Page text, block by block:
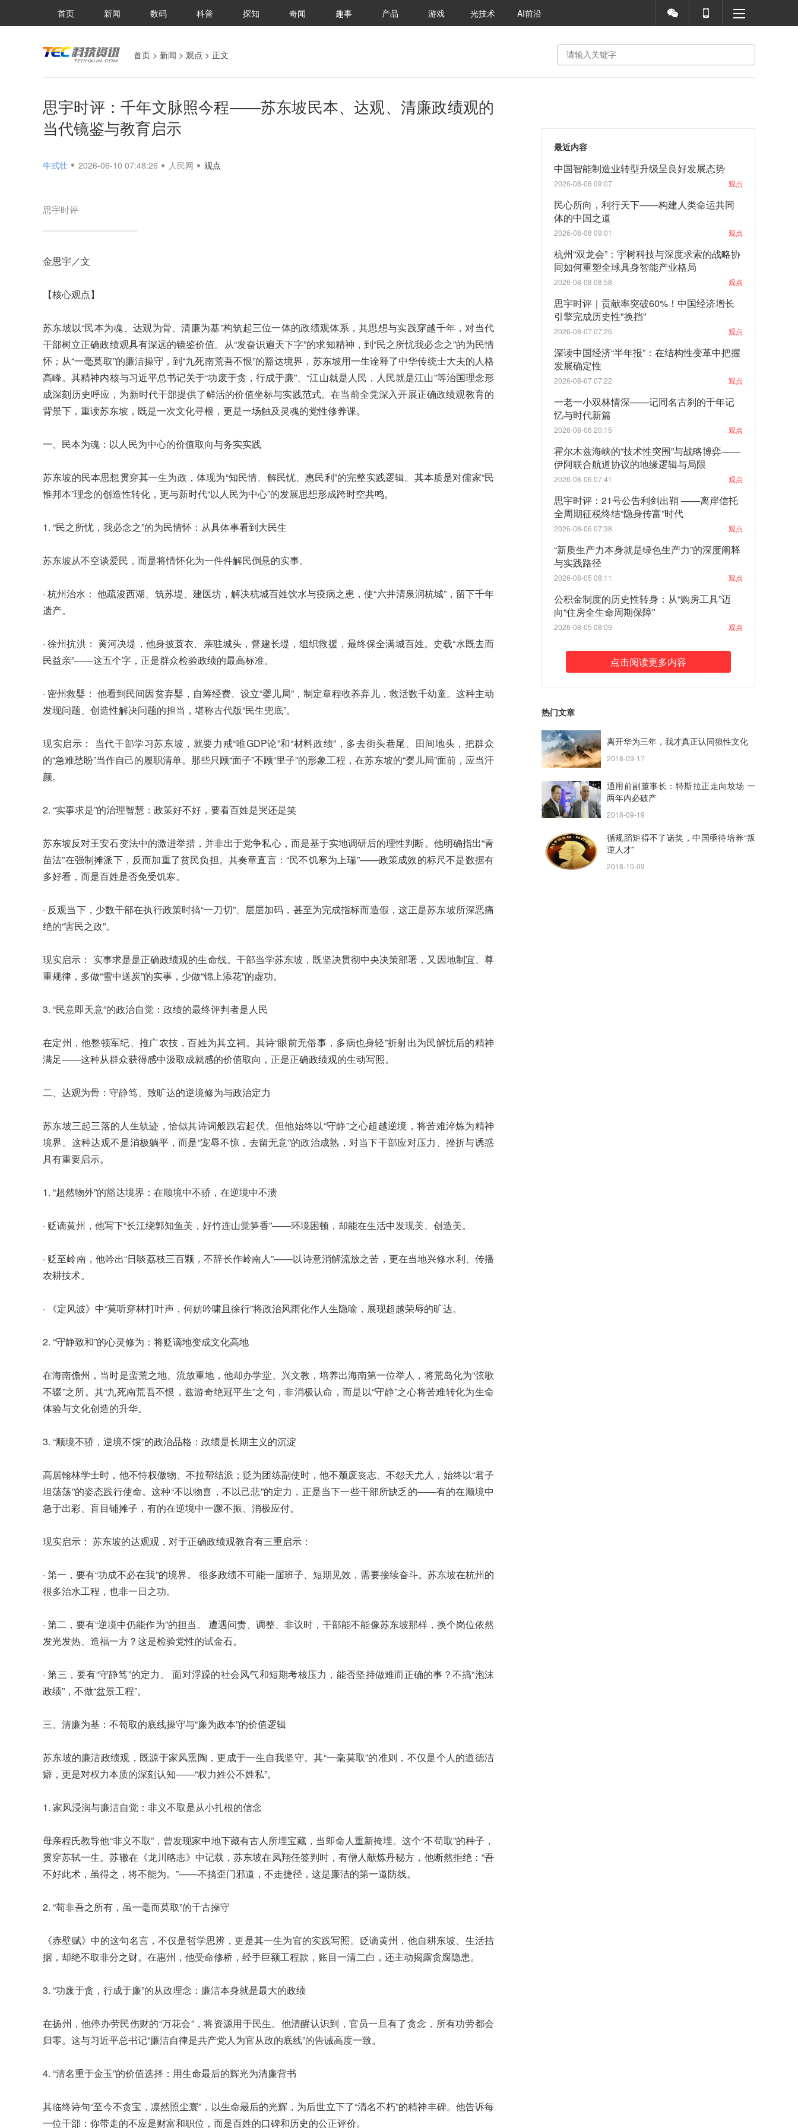
首页 新闻 数码 科普 探知 奇闻 趣事 产品 游戏 光技术 AI前沿
首页 > 新闻 > 观点 > 正文
思宇时评：千年文脉照今程——苏东坡民本、达观、清廉政绩观的
当代镜鉴与教育启示
牛弎壮 2026-06-10 07:48:26 人民网 观点
思宇时评
金思宇／文
【核心观点】
苏东坡以“民本为魂、达观为骨、清廉为基”构筑起三位一体的政绩观体系，其思想与实践穿越千年，对当代
干部树立正确政绩观具有深远的镜鉴价值。从“发奋识遍天下字”的求知精神，到“民之所忧我必念之”的为民情
怀；从“一毫莫取”的廉洁操守，到“九死南荒吾不恨”的豁达境界，苏东坡用一生诠释了中华传统士大夫的人格
高峰。其精神内核与习近平总书记关于“功废于贪，行成于廉”、“江山就是人民，人民就是江山”等治国理念形
成深刻历史呼应，为新时代干部提供了鲜活的价值坐标与实践范式。在当前全党深入开展正确政绩观教育的
背景下，重读苏东坡，既是一次文化寻根，更是一场触及灵魂的党性修养课。
一、民本为魂：以人民为中心的价值取向与务实实践
苏东坡的民本思想贯穿其一生为政，体现为“知民情、解民忧、惠民利”的完整实践逻辑。其本质是对儒家“民
惟邦本”理念的创造性转化，更与新时代“以人民为中心”的发展思想形成跨时空共鸣。
1. “民之所忧，我必念之”的为民情怀：从具体事看到大民生
苏东坡从不空谈爱民，而是将情怀化为一件件解民倒悬的实事。
· 杭州治水： 他疏浚西湖、筑苏堤、建医坊，解决杭城百姓饮水与疫病之患，使“六井清泉润杭城”，留下千年
遗产。
· 徐州抗洪： 黄河决堤，他身披蓑衣、亲驻城头，督建长堤，组织救援，最终保全满城百姓。史载“水既去而
民益亲”——这五个字，正是群众检验政绩的最高标准。
· 密州救婴： 他看到民间因贫弃婴，自筹经费、设立“婴儿局”，制定章程收养弃儿，救活数千幼童。这种主动
发现问题、创造性解决问题的担当，堪称古代版“民生兜底”。
现实启示： 当代干部学习苏东坡，就要力戒“唯GDP论”和“材料政绩”，多去街头巷尾、田间地头，把群众
的“急难愁盼”当作自己的履职清单。那些只顾“面子”不顾“里子”的形象工程，在苏东坡的“婴儿局”面前，应当汗
颜。
2. “实事求是”的治理智慧：政策好不好，要看百姓是哭还是笑
苏东坡反对王安石变法中的激进举措，并非出于党争私心，而是基于实地调研后的理性判断。他明确指出“青
苗法”在强制摊派下，反而加重了贫民负担。其奏章直言：“民不饥寒为上瑞”——政策成效的标尺不是数据有
多好看，而是百姓是否免受饥寒。
· 反观当下，少数干部在执行政策时搞“一刀切”、层层加码，甚至为完成指标而造假，这正是苏东坡所深恶痛
绝的“害民之政”。
现实启示： 实事求是是正确政绩观的生命线。干部当学苏东坡，既坚决贯彻中央决策部署，又因地制宜、尊
重规律，多做“雪中送炭”的实事，少做“锦上添花”的虚功。
3. “民意即天意”的政治自觉：政绩的最终评判者是人民
在定州，他整顿军纪、推广农技，百姓为其立祠。其诗“眼前无俗事，多病也身轻”折射出为民解忧后的精神
满足——这种从群众获得感中汲取成就感的价值取向，正是正确政绩观的生动写照。
二、达观为骨：守静笃、致旷达的逆境修为与政治定力
苏东坡三起三落的人生轨迹，恰似其诗词般跌宕起伏。但他始终以“守静”之心超越逆境，将苦难淬炼为精神
境界。这种达观不是消极躺平，而是“宠辱不惊，去留无意”的政治成熟，对当下干部应对压力、挫折与诱惑
具有重要启示。
1. “超然物外”的豁达境界：在顺境中不骄，在逆境中不溃
· 贬谪黄州，他写下“长江绕郭知鱼美，好竹连山觉笋香”——环境困顿，却能在生活中发现美、创造美。
· 贬至岭南，他吟出“日啖荔枝三百颗，不辞长作岭南人”——以诗意消解流放之苦，更在当地兴修水利、传播
农耕技术。
· 《定风波》中“莫听穿林打叶声，何妨吟啸且徐行”将政治风雨化作人生隐喻，展现超越荣辱的旷达。
2. “守静致和”的心灵修为：将贬谪地变成文化高地
在海南儋州，当时是蛮荒之地、流放重地，他却办学堂、兴文教，培养出海南第一位举人，将荒岛化为“弦歌
不辍”之所。其“九死南荒吾不恨，兹游奇绝冠平生”之句，非消极认命，而是以“守静”之心将苦难转化为生命
体验与文化创造的升华。
3. “顺境不骄，逆境不馁”的政治品格：政绩是长期主义的沉淀
高居翰林学士时，他不恃权傲物、不拉帮结派；贬为团练副使时，他不颓废丧志、不怨天尤人，始终以“君子
坦荡荡”的姿态践行使命。这种“不以物喜，不以己悲”的定力，正是当下一些干部所缺乏的——有的在顺境中
急于出彩、盲目铺摊子，有的在逆境中一蹶不振、消极应付。
现实启示： 苏东坡的达观观，对于正确政绩观教育有三重启示：
· 第一，要有“功成不必在我”的境界。 很多政绩不可能一届班子、短期见效，需要接续奋斗。苏东坡在杭州的
很多治水工程，也非一日之功。
· 第二，要有“逆境中仍能作为”的担当。 遭遇问责、调整、非议时，干部能不能像苏东坡那样，换个岗位依然
发光发热、造福一方？这是检验党性的试金石。
· 第三，要有“守静笃”的定力。 面对浮躁的社会风气和短期考核压力，能否坚持做难而正确的事？不搞“泡沫
政绩”，不做“盆景工程”。
三、清廉为基：不苟取的底线操守与“廉为政本”的价值逻辑
苏东坡的廉洁政绩观，既源于家风熏陶，更成于一生自我坚守。其“一毫莫取”的准则，不仅是个人的道德洁
癖，更是对权力本质的深刻认知——“权力姓公不姓私”。
1. 家风浸润与廉洁自觉：非义不取是从小扎根的信念
母亲程氏教导他“非义不取”，曾发现家中地下藏有古人所埋宝藏，当即命人重新掩埋。这个“不苟取”的种子，
贯穿苏轼一生。苏辙在《龙川略志》中记载，苏东坡在凤翔任签判时，有僧人献炼丹秘方，他断然拒绝：“吾
不好此术，虽得之，将不能为。”——不搞歪门邪道，不走捷径，这是廉洁的第一道防线。
2. “苟非吾之所有，虽一毫而莫取”的千古操守
《赤壁赋》中的这句名言，不仅是哲学思辨，更是其一生为官的实践写照。贬谪黄州，他自耕东坡、生活拮
据，却绝不取非分之财。在惠州，他受命修桥，经手巨额工程款，账目一清二白，还主动揭露贪腐隐患。
3. “功废于贪，行成于廉”的从政理念：廉洁本身就是最大的政绩
在扬州，他停办劳民伤财的“万花会”，将资源用于民生。他清醒认识到，官员一旦有了贪念，所有功劳都会
归零。这与习近平总书记“廉洁自律是共产党人为官从政的底线”的告诫高度一致。
4. “清名重于金玉”的价值选择：用生命最后的辉光为清廉背书
其临终诗句“至今不贪宝，凛然照尘寰”，以生命最后的光辉，为后世立下了“清名不朽”的精神丰碑。他告诉每
一位干部：你带走的不应是财富和职位，而是百姓的口碑和历史的公正评价。
最近内容
中国智能制造业转型升级呈良好发展态势
2026-08-08 09:07 观点
民心所向，利行天下——构建人类命运共同
体的中国之道
2026-08-08 09:01 观点
杭州“双龙会”：宇树科技与深度求索的战略协
同如何重塑全球具身智能产业格局
2026-08-08 08:58 观点
思宇时评｜贡献率突破60%！中国经济增长
引擎完成历史性"换挡"
2026-08-07 07:26 观点
深读中国经济“半年报”：在结构性变革中把握
发展确定性
2026-08-07 07:22 观点
一老一小双林情深——记同名古刹的千年记
忆与时代新篇
2026-08-06 20:15 观点
霍尔木兹海峡的“技术性突围”与战略博弈——
伊阿联合航道协议的地缘逻辑与局限
2026-08-06 07:41 观点
思宇时评：21号公告利剑出鞘 ——离岸信托
全周期征税终结“隐身传富”时代
2026-08-06 07:38 观点
“新质生产力本身就是绿色生产力”的深度阐释
与实践路径
2026-08-05 08:11 观点
公积金制度的历史性转身：从“购房工具”迈
向“住房全生命周期保障”
2026-08-05 08:09 观点
点击阅读更多内容
热门文章
离开华为三年，我才真正认同狼性文化
2018-09-17
通用前副董事长：特斯拉正走向坟场 一
两年内必破产
2018-09-19
循规蹈矩得不了诺奖，中国亟待培养“叛
逆人才”
2018-10-09